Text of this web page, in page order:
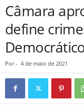
Câmara
define
Por - 4 de maio de 2021